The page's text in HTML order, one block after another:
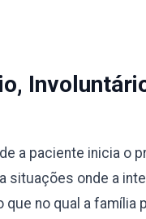
a paciente inicia o
situações onde a
no qual a família